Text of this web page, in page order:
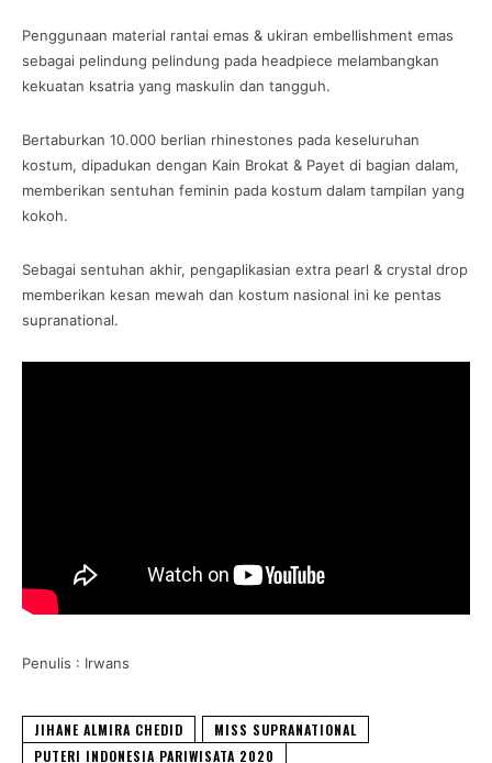
Penggunaan material rantai emas & ukiran embellishment emas
sebagai pelindung pelindung pada headpiece melambangkan
kekuatan ksatria yang maskulin dan tangguh.
Bertaburkan 10.000 berlian rhinestones pada keseluruhan
kostum, dipadukan dengan Kain Brokat & Payet di bagian dalam,
memberikan sentuhan feminin pada kostum dalam tampilan yang
kokoh.
Sebagai sentuhan akhir, pengaplikasian extra pearl & crystal drop
memberikan kesan mewah dan kostum nasional ini ke pentas
supranational.
Penulis : Irwans
JIHANE ALMIRA CHEDID
MISS SUPRANATIONAL
PUTERI INDONESIA PARIWISATA 2020